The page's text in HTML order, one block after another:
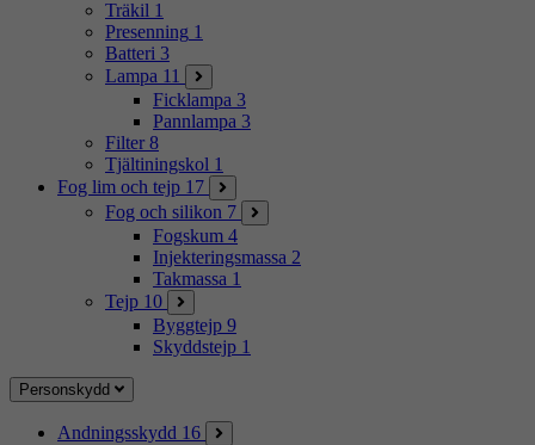
Träkil 1
Presenning 1
Batteri 3
Lampa 11
Ficklampa 3
Pannlampa 3
Filter 8
Tjältiningskol 1
Fog lim och tejp 17
Fog och silikon 7
Fogskum 4
Injekteringsmassa 2
Takmassa 1
Tejp 10
Byggtejp 9
Skyddstejp 1
Personskydd
Andningsskydd 16